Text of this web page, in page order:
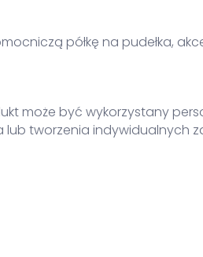
półkę na pudełka,
może być wykorzystany
tworzenia indywidualnych